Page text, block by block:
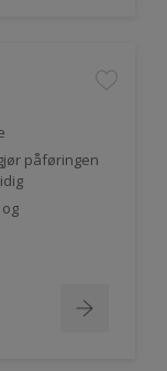
påføringen